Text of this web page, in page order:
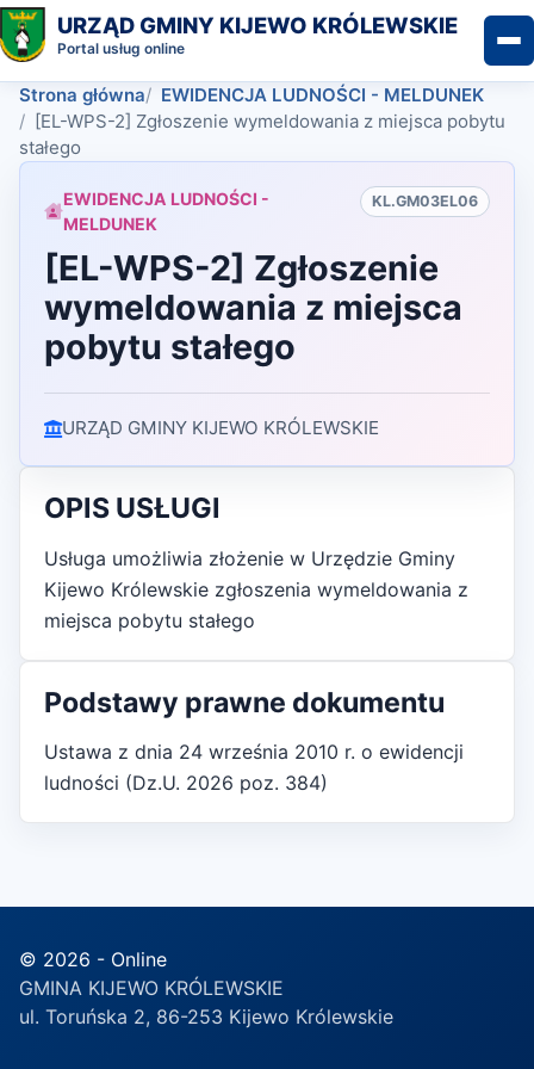
URZĄD GMINY KIJEWO KRÓLEWSKIE
Portal usług online
Strona główna
EWIDENCJA LUDNOŚCI - MELDUNEK
[EL-WPS-2] Zgłoszenie wymeldowania z miejsca pobytu
stałego
EWIDENCJA LUDNOŚCI -
MELDUNEK
KL.GM03EL06
[EL-WPS-2] Zgłoszenie
wymeldowania z miejsca
pobytu stałego
URZĄD GMINY KIJEWO KRÓLEWSKIE
OPIS USŁUGI
Usługa umożliwia złożenie w Urzędzie Gminy
Kijewo Królewskie zgłoszenia wymeldowania z
miejsca pobytu stałego
Podstawy prawne dokumentu
Ustawa z dnia 24 września 2010 r. o ewidencji
ludności (Dz.U. 2026 poz. 384)
© 2026 - Online
GMINA KIJEWO KRÓLEWSKIE
ul. Toruńska 2, 86-253 Kijewo Królewskie